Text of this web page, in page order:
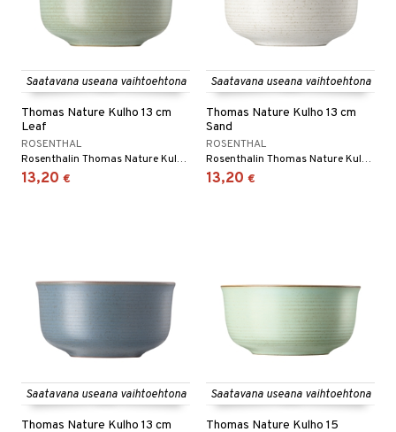
Saatavana useana vaihtoehtona
Thomas Nature Kulho 13 cm
Leaf
ROSENTHAL
Rosenthalin Thomas Nature Kulho 13 cm on kivikeraaminen kulho, jossa on ympyränmuotoinen kuvio kirjavin värein, ja sitä on saatavana useissa eri väreissä.
13,20 €
Saatavana useana vaihtoehtona
Thomas Nature Kulho 13 cm
Sand
ROSENTHAL
Rosenthalin Thomas Nature Kulho 13 cm on kivikeraaminen kulho, jossa on ympyränmuotoinen kuvio kirjavin värein, ja sitä on saatavana useissa eri väreissä.
13,20 €
Saatavana useana vaihtoehtona
Thomas Nature Kulho 13 cm
Saatavana useana vaihtoehtona
Thomas Nature Kulho 15